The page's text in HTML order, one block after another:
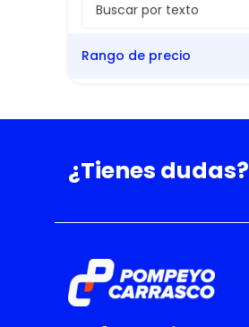
Rango de precio
¿Tienes dudas?